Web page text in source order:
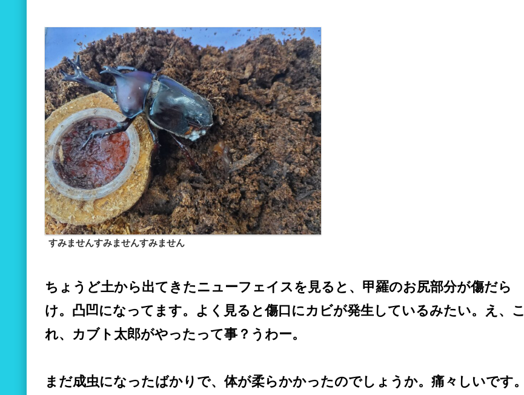
すみませんすみませんすみません
ちょうど土から出てきたニューフェイスを見ると、甲羅のお尻部分が傷だら
け。凸凹になってます。よく見ると傷口にカビが発生しているみたい。え、こ
れ、カブト太郎がやったって事？うわー。
まだ成虫になったばかりで、体が柔らかかったのでしょうか。痛々しいです。